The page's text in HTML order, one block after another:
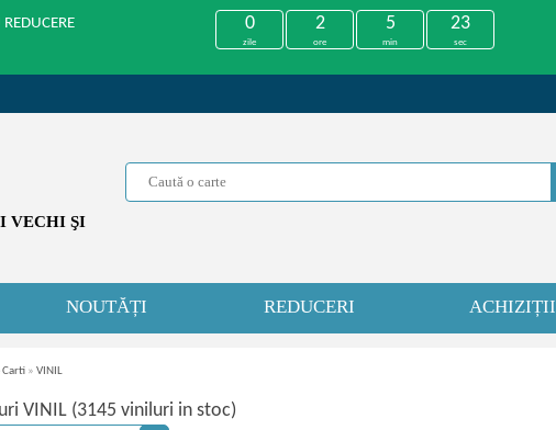
0
zile
2
ore
5
min
22
sec
VECHI ŞI
NOUTĂȚI REDUCERI ACHIZIȚII
» VINIL
VINIL (3145 viniluri in stoc)